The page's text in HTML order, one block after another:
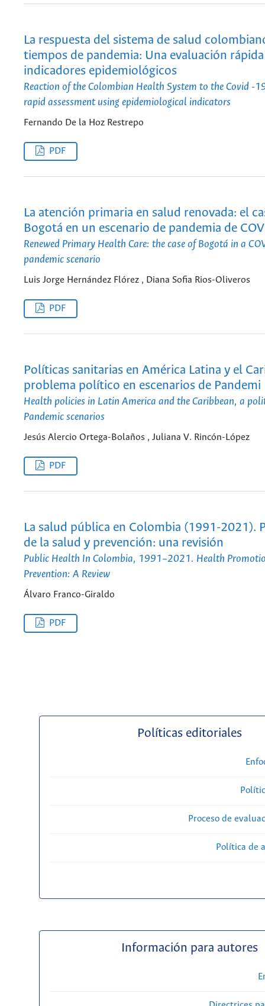
La respuesta del sistema de salud
tiempos de pandemia: Una evaluación
indicadores epidemiológicos
Reaction of the Colombian Health System to the Covid -
rapid assessment using epidemiological indicators
Fernando De la Hoz Restrepo
PDF
La atención primaria en salud renovada: el
Bogotá en un escenario de pandemia de
Renewed Primary Health Care: the case of Bogotá in a
pandemic scenario
Luis Jorge Hernández Flórez , Diana Sofia Rios-Oliveros
PDF
Políticas sanitarias en América Latina y el
problema político en escenarios de Pandemi
Health policies in Latin America and the Caribbean, a
Pandemic scenarios
Jesús Alercio Ortega-Bolaños , Juliana V. Rincón-López
PDF
La salud pública en Colombia (1991-2021).
de la salud y prevención: una revisión
Public Health In Colombia, 1991–2021. Health
Prevention: A Review
Álvaro Franco-Giraldo
PDF
Políticas editoriales
Proceso de
Política de
Información para autores